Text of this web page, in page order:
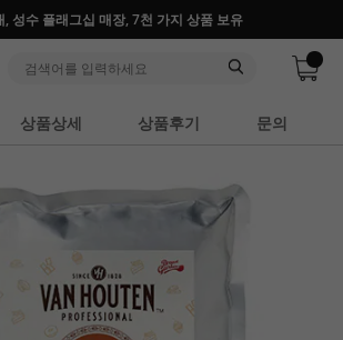
♥ 회원가입 특별혜택 (사업자 추가혜택) ♥
상품상세 상품후기 문의